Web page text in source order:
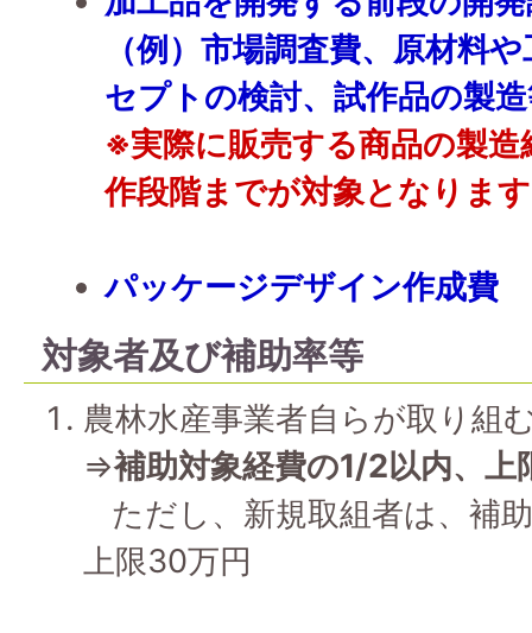
（例）市場調査費、原材料
セプトの検討、試作品の製
※実際に販売する商品の製
作段階までが対象となりま
パッケージデザイン作成費
対象者及び補助率等
農林水産事業者自らが取り組
⇒補助対象経費の1/2以内、上
ただし、新規取組者は、補
上限30万円